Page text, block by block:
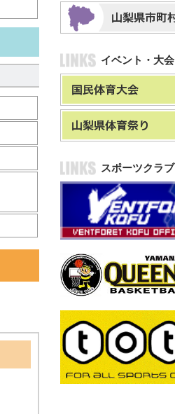
イベント・大会
スポーツクラブ